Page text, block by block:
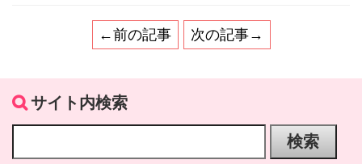
Twitter Facebook
←前の記事 次の記事→
サイト内検索